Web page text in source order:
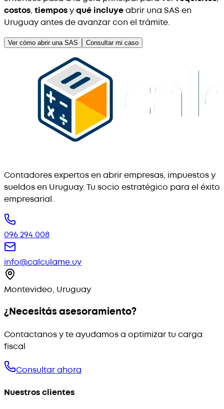
costos, tiemposyqué incluyeabrir una SAS en
Uruguay antes de avanzar con el trámite.
Ver cómo abrir una SAS Consultar mi caso
Contadores expertos en abrir empresas, impuestos y
sueldos en Uruguay. Tu socio estratégico para el éxito
empresarial.
096 294 008
info@calculame.uy
Montevideo, Uruguay
¿Necesitás asesoramiento?
Contactanos y te ayudamos a optimizar tu carga
fiscal
Consultar ahora
Nuestros clientes